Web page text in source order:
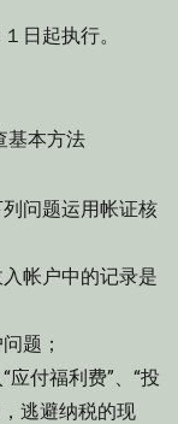
起执行。
法
问题运用帐证核
帐户中的记录是
题；
付福利费”、“投
逃避纳税的现